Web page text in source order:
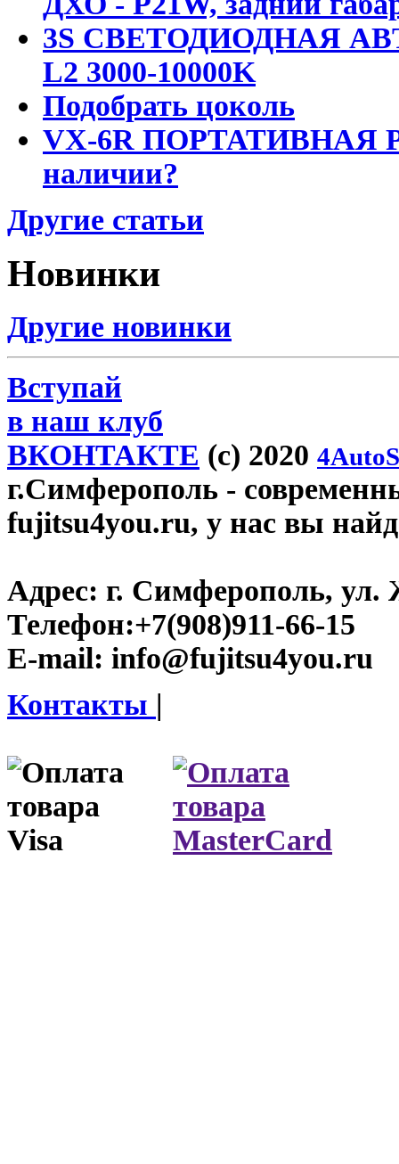
3S СВЕТОДИОДНАЯ
L2 3000-10000K
Подобрать цоколь
VX-6R ПОРТАТИВНАЯ
наличии?
Другие статьи
Новинки
Другие новинки
Вступай
в наш клуб
ВКОНТАКТЕ (c) 2020
г.Симферополь -
fujitsu4you.ru, у нас вы
Адрес: г. Симферополь, ул.
Телефон:+7(908)911-66-15
E-mail: info@fujitsu4you.ru
Контакты |